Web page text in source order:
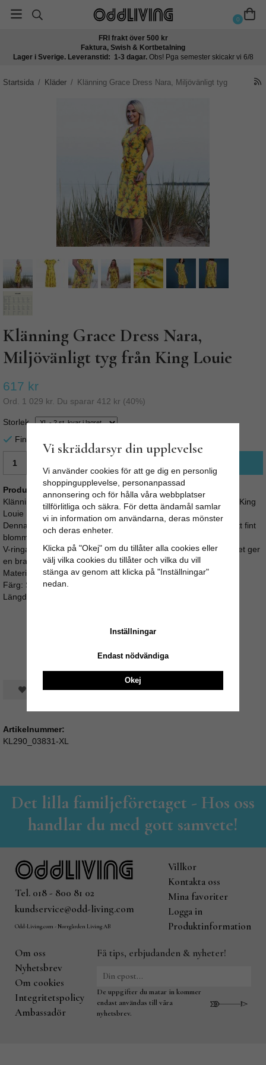
0
FRI frakt över 500 kr
Faktura, Swish & Kortbetalning
Lager i Sverige. Leveranstid: 1-3 dagar. Obs! Pga semester skicakr vi 6/8
Startsida / Kläder / Klänning Grace Dress Nara, Miljövänligt tyg
Klänning Grace Dress Nara,
Miljövänligt tyg från King Louie
617 kr
Ord. 1 029 kr . Du sparar 412 kr (40%)
Storlek
Finns i lager för omgående leverans
Produktbeskrivning:
Klänning Grace Dress Nara, Sunny Yellow från det fina märket King
Louie i Amsterdam.
Denna klänning är skuren i A-linje med utsvängd kjol och har ett fint
blommigt mönster och stretchigt tyg.
V-ringad halslinning i ryggen och nätt arm. Midja med söm, vilket ger
en bra passform. Dolda fickor i sidorna. Matchande tygbälte.
Material: 95% Tencel, 5% elastane
Färg: Sunny Yellow, Gul med blommönster
Längd i storlek M: 100 cm Sista bilden är storleksguide
Spara som favorit
Artikelnummer:
KL290_03831-XL
Det lilla familjeföretaget - Hos oss
handlar du med gott samvete!
Tel. 018 - 800 81 02
kundservice@odd-living.com
Odd-Living.com - Norrgården Living AB
Villkor
Kontakta oss
Mina favoriter
Logga in
Produktinformation
Om oss
Nyhetsbrev
Om cookies
Integritetspolicy
Ambassadör
Få tips, erbjudanden & nyheter!
De uppgifter du matar in kommer
endast användas till våra
nyhetsbrev.
Vi skräddarsyr din upplevelse
Vi använder cookies för att ge dig en personlig
shoppingupplevelse, personanpassad
annonsering och för hålla våra webbplatser
tillförlitliga och säkra. För detta ändamål samlar
vi in information om användarna, deras mönster
och deras enheter.
Klicka på "Okej" om du tillåter alla cookies eller
välj vilka cookies du tillåter och vilka du vill
stänga av genom att klicka på "Inställningar"
nedan.
Inställningar
Endast nödvändiga
Okej